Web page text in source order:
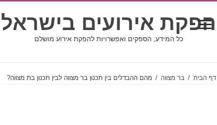
הפקת אירועים בישראל
כל המידע, הספקים ואפשרויות להפקת אירוע מושלם
דף הבית / בר מצווה / מהם ההבדלים בין תכנון בר מצווה לבין תכנון בת מצווה?